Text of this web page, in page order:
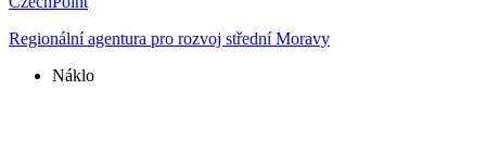
Regionální agentura pro rozvoj střední Moravy
Náklo